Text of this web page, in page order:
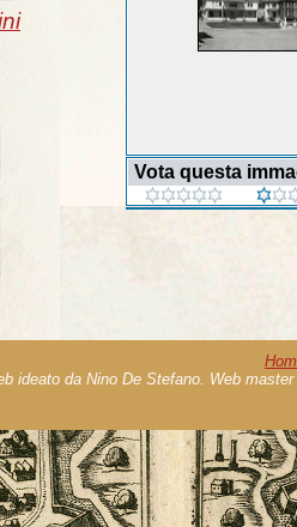
Vota questa
ideato da Nino De Stefano. Web